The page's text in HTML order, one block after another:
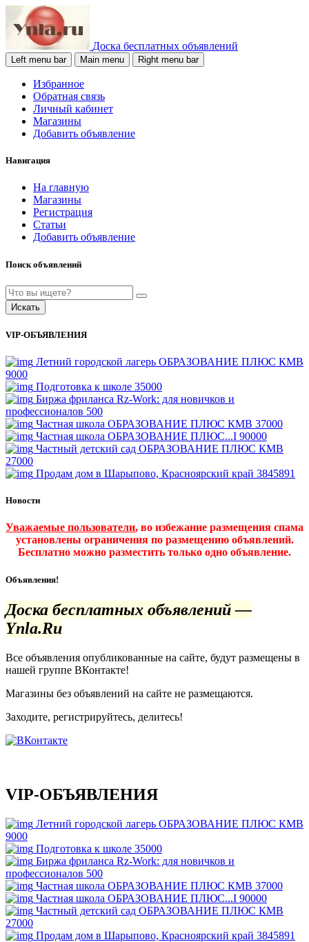
Доска бесплатных объявлений
Left menu bar Main menu Right menu bar
Избранное
Обратная связь
Личный кабинет
Магазины
Добавить объявление
Навигация
На главную
Магазины
Регистрация
Статьи
Добавить объявление
Поиск объявлений
Искать
VIP-ОБЪЯВЛЕНИЯ
Летний городской лагерь ОБРАЗОВАНИЕ ПЛЮС КМВ
9000
Подготовка к школе 35000
Биржа фриланса Rz-Work: для новичков и
профессионалов 500
Частная школа ОБРАЗОВАНИЕ ПЛЮС КМВ 37000
Частная школа ОБРАЗОВАНИЕ ПЛЮС...I 90000
Частный детский сад ОБРАЗОВАНИЕ ПЛЮС КМВ
27000
Продам дом в Шарыпово, Красноярский край 3845891
Новости
Уважаемые пользователи, во избежание размещения спама
установлены ограничения по размещению объявлений.
Бесплатно можно разместить только одно объявление.
Объявления!
Доска бесплатных объявлений —
Ynla.Ru
Все объявления опубликованные на сайте, будут размещены в
нашей группе ВКонтакте!
Магазины без объявлений на сайте не размещаются.
Заходите, регистрируйтесь, делитесь!
VIP-ОБЪЯВЛЕНИЯ
Летний городской лагерь ОБРАЗОВАНИЕ ПЛЮС КМВ
9000
Подготовка к школе 35000
Биржа фриланса Rz-Work: для новичков и
профессионалов 500
Частная школа ОБРАЗОВАНИЕ ПЛЮС КМВ 37000
Частная школа ОБРАЗОВАНИЕ ПЛЮС...I 90000
Частный детский сад ОБРАЗОВАНИЕ ПЛЮС КМВ
27000
Продам дом в Шарыпово, Красноярский край 3845891